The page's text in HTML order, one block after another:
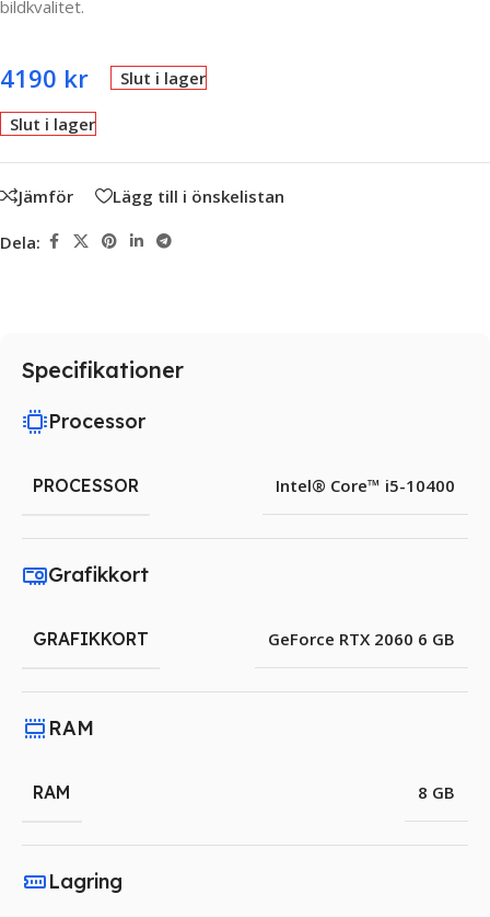
bildkvalitet.
4190 kr Slut i lager
Slut i lager
Jämför Lägg till i önskelistan
Dela:
Specifikationer
Processor
PROCESSOR Intel® Core™ i5-10400
Grafikkort
GRAFIKKORT GeForce RTX 2060 6 GB
RAM
RAM 8 GB
Lagring